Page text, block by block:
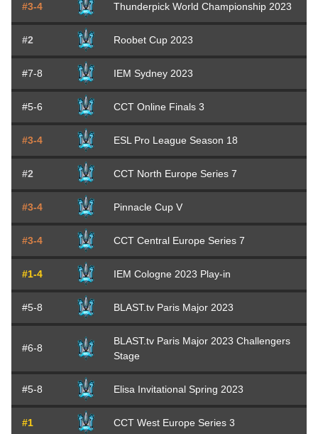
#3-4 Thunderpick World Championship 2023
#2 Roobet Cup 2023
#7-8 IEM Sydney 2023
#5-6 CCT Online Finals 3
#3-4 ESL Pro League Season 18
#2 CCT North Europe Series 7
#3-4 Pinnacle Cup V
#3-4 CCT Central Europe Series 7
#1-4 IEM Cologne 2023 Play-in
#5-8 BLAST.tv Paris Major 2023
#6-8
BLAST.tv Paris Major 2023 Challengers
Stage
#5-8 Elisa Invitational Spring 2023
#1 CCT West Europe Series 3